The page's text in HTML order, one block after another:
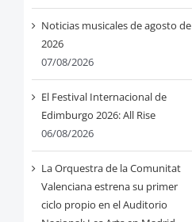
Noticias musicales de agosto de
2026
07/08/2026
El Festival Internacional de
Edimburgo 2026: All Rise
06/08/2026
La Orquestra de la Comunitat
Valenciana estrena su primer
ciclo propio en el Auditorio